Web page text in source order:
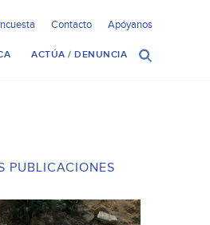
Contacto Apóyanos
ACTÚA / DENUNCIA
PUBLICACIONES